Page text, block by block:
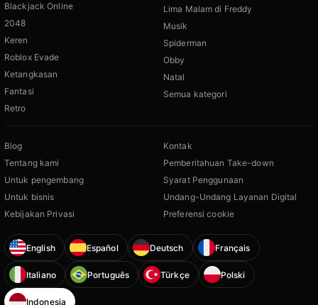
Blackjack Online
2048
Keren
Roblox Evade
Ketangkasan
Fantasi
Retro
Lima Malam di Freddy
Musik
Spiderman
Obby
Natal
Semua kategori
Blog
Tentang kami
Untuk pengembang
Untuk bisnis
Kebijakan Privasi
Kontak
Pemberitahuan Take-down
Syarat Penggunaan
Undang-Undang Layanan Digital
Preferensi cookie
English Español Deutsch Français
Italiano Português Türkçe Polski
Indonesia